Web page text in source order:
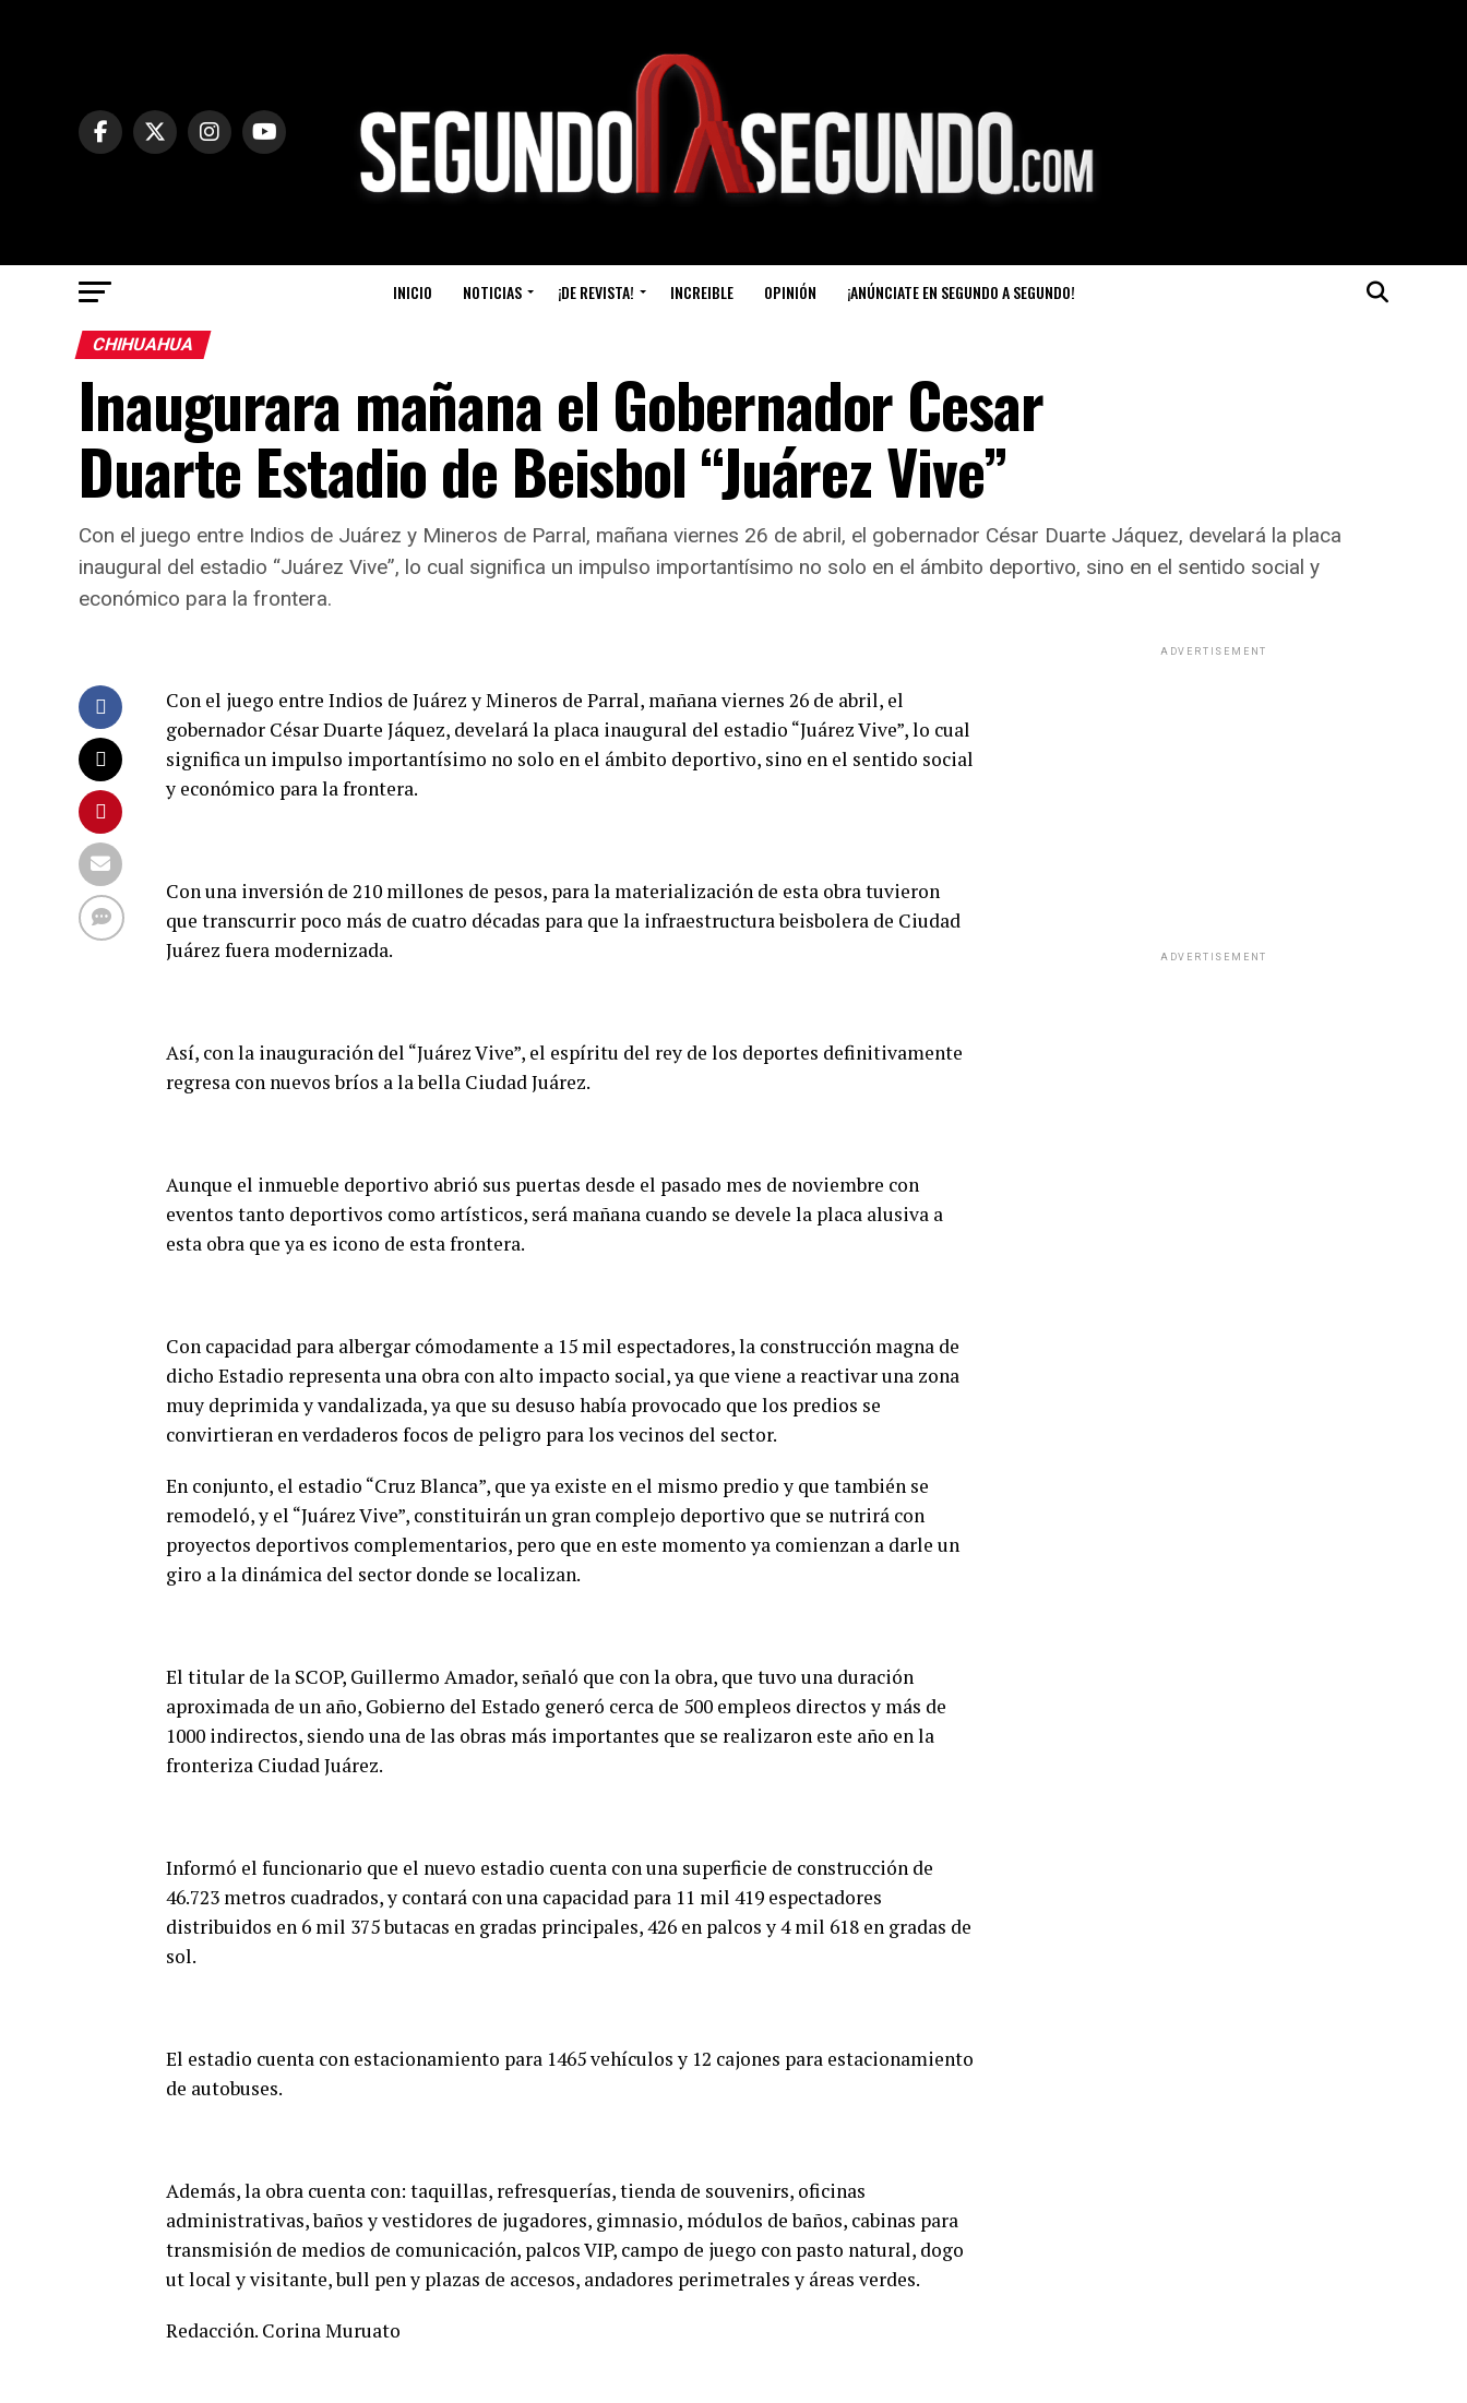
INICIO NOTICIAS ¡DE REVISTA! INCREIBLE OPINIÓN ¡ANÚNCIATE EN SEGUNDO A SEGUNDO!
CHIHUAHUA
Inaugurara mañana el Gobernador Cesar
Duarte Estadio de Beisbol “Juárez Vive”
Con el juego entre Indios de Juárez y Mineros de Parral, mañana viernes 26 de abril, el gobernador César Duarte Jáquez, develará la placa
inaugural del estadio “Juárez Vive”, lo cual significa un impulso importantísimo no solo en el ámbito deportivo, sino en el sentido social y
económico para la frontera.
Con el juego entre Indios de Juárez y Mineros de Parral, mañana viernes 26 de abril, el
gobernador César Duarte Jáquez, develará la placa inaugural del estadio “Juárez Vive”, lo cual
significa un impulso importantísimo no solo en el ámbito deportivo, sino en el sentido social
y económico para la frontera.
Con una inversión de 210 millones de pesos, para la materialización de esta obra tuvieron
que transcurrir poco más de cuatro décadas para que la infraestructura beisbolera de Ciudad
Juárez fuera modernizada.
Así, con la inauguración del “Juárez Vive”, el espíritu del rey de los deportes definitivamente
regresa con nuevos bríos a la bella Ciudad Juárez.
Aunque el inmueble deportivo abrió sus puertas desde el pasado mes de noviembre con
eventos tanto deportivos como artísticos, será mañana cuando se devele la placa alusiva a
esta obra que ya es icono de esta frontera.
Con capacidad para albergar cómodamente a 15 mil espectadores, la construcción magna de
dicho Estadio representa una obra con alto impacto social, ya que viene a reactivar una zona
muy deprimida y vandalizada, ya que su desuso había provocado que los predios se
convirtieran en verdaderos focos de peligro para los vecinos del sector.
En conjunto, el estadio “Cruz Blanca”, que ya existe en el mismo predio y que también se
remodeló, y el “Juárez Vive”, constituirán un gran complejo deportivo que se nutrirá con
proyectos deportivos complementarios, pero que en este momento ya comienzan a darle un
giro a la dinámica del sector donde se localizan.
El titular de la SCOP, Guillermo Amador, señaló que con la obra, que tuvo una duración
aproximada de un año, Gobierno del Estado generó cerca de 500 empleos directos y más de
1000 indirectos, siendo una de las obras más importantes que se realizaron este año en la
fronteriza Ciudad Juárez.
Informó el funcionario que el nuevo estadio cuenta con una superficie de construcción de
46.723 metros cuadrados, y contará con una capacidad para 11 mil 419 espectadores
distribuidos en 6 mil 375 butacas en gradas principales, 426 en palcos y 4 mil 618 en gradas de
sol.
El estadio cuenta con estacionamiento para 1465 vehículos y 12 cajones para estacionamiento
de autobuses.
Además, la obra cuenta con: taquillas, refresquerías, tienda de souvenirs, oficinas
administrativas, baños y vestidores de jugadores, gimnasio, módulos de baños, cabinas para
transmisión de medios de comunicación, palcos VIP, campo de juego con pasto natural, dogo
ut local y visitante, bull pen y plazas de accesos, andadores perimetrales y áreas verdes.
Redacción. Corina Muruato
ADVERTISEMENT
ADVERTISEMENT